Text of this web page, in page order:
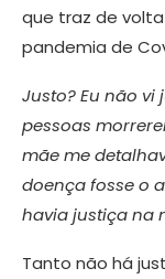
que traz de
pandemia de
Justo? Eu não
pessoas
mãe me
doença fosse o
havia justiça na
Tanto não há